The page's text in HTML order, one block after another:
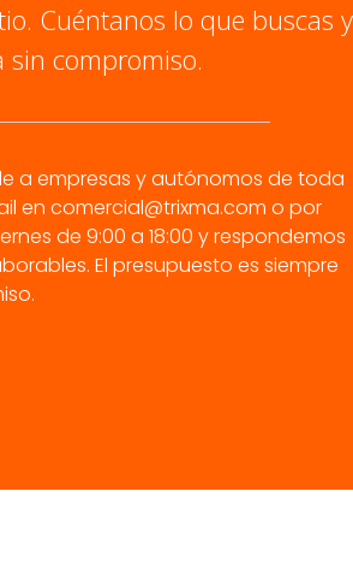
Cuéntanos lo que buscas
compromiso.
a empresas y autónomos de toda
en comercial@trixma.com o por
de 9:00 a 18:00 y respondemos
El presupuesto es siempre